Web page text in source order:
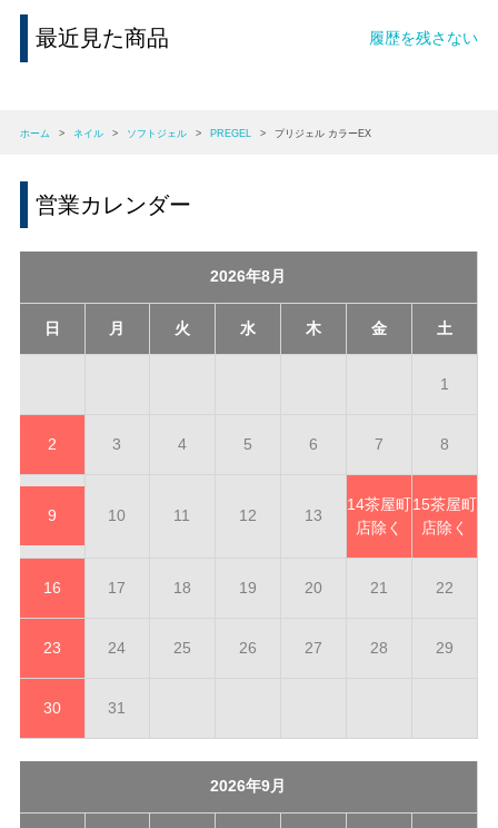
最近見た商品 履歴を残さない
ホーム > ネイル > ソフトジェル > PREGEL > プリジェル カラーEX
営業カレンダー
2026年8月
日 月 火 水 木 金 土
1
2 3 4 5 6 7 8
9 10 11 12 13
14茶屋町
店除く
15茶屋町
店除く
16 17 18 19 20 21 22
23 24 25 26 27 28 29
30 31
2026年9月